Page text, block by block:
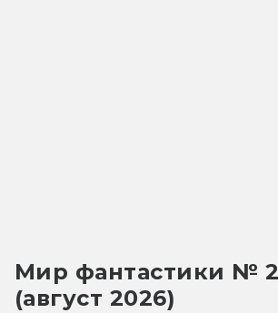
Мир фантастики №
(август 2026)